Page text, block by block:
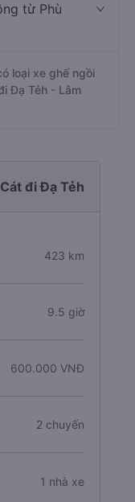
từ Phù
loại xe ghế ngồi
Đạ Tẻh - Lâm
đi Đạ Tẻh
423 km
9.5 giờ
600.000 VNĐ
2 chuyến
1 nhà xe